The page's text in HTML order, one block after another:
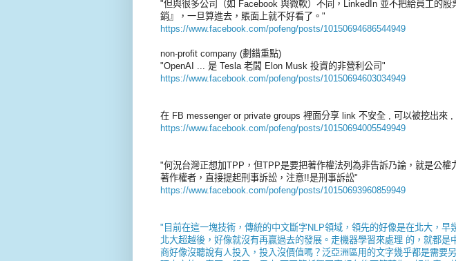
"但與很多公司（如 Facebook 與微軟）不同，LinkedIn 並不把給員工的股
銷』，一旦算進去，賬面上就不好看了。"
https://www.facebook.com/pofeng/posts/10150694686544949
non-profit company (劃錯重點)
"OpenAI ... 是 Tesla 老闆 Elon Musk 投資的非營利公司"
https://www.facebook.com/pofeng/posts/10150694603034949
在 FB messenger or private groups 裡面分享 link 不安全 , 可以被挖出來 ,
https://www.facebook.com/pofeng/posts/10150694005549949
"何況台灣正想加TPP，但TPP是要把著作權法列為非告訴乃論，就是公權
著作權者，直接提起刑事訴訟，注意!!是刑事訴訟"
https://www.facebook.com/pofeng/posts/10150693960859949
"目前在這一塊技術，傳統的中文斷字NLP領域，領先的好像是在北大，早
北大超越後，好像就沒有再贏過去的發展。走機器學習來處理 的，就都是
商好像沒聽說有人投入，投入沒價值嗎？泛亞洲區用的文字幾乎都是需要